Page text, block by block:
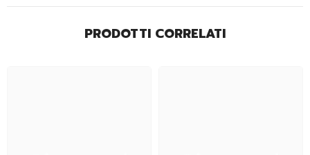
PRODOTTI CORRELATI